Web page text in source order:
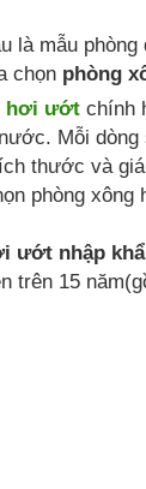
là mẫu
chọn phòng
hơi ướt chính
Mỗi
thước và
phòng xông
ướt nhập
trên 15